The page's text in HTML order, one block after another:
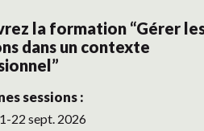
la formation “Gérer
dans un contexte
sessions :
22 sept. 2026